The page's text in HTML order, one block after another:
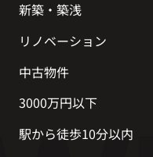
新築・築浅
リノベーション
中古物件
3000万円以下
駅から徒歩10分以内